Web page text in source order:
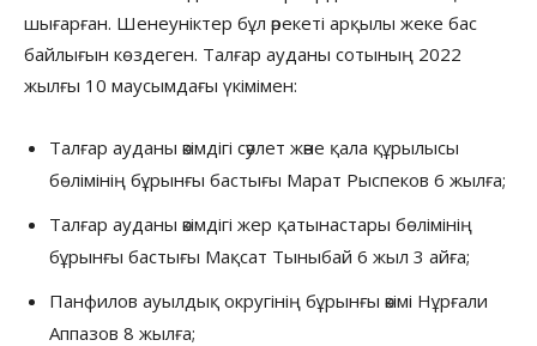
шығарған. Шенеуніктер бұл әрекеті арқылы жеке бас
байлығын көздеген. Талғар ауданы сотының 2022
жылғы 10 маусымдағы үкімімен:
Талғар ауданы әкімдігі сәулет және қала құрылысы
бөлімінің бұрынғы бастығы Марат Рыспеков 6 жылға;
Талғар ауданы әкімдігі жер қатынастары бөлімінің
бұрынғы бастығы Мақсат Тыныбай 6 жыл 3 айға;
Панфилов ауылдық округінің бұрынғы әкімі Нұрғали
Аппазов 8 жылға;